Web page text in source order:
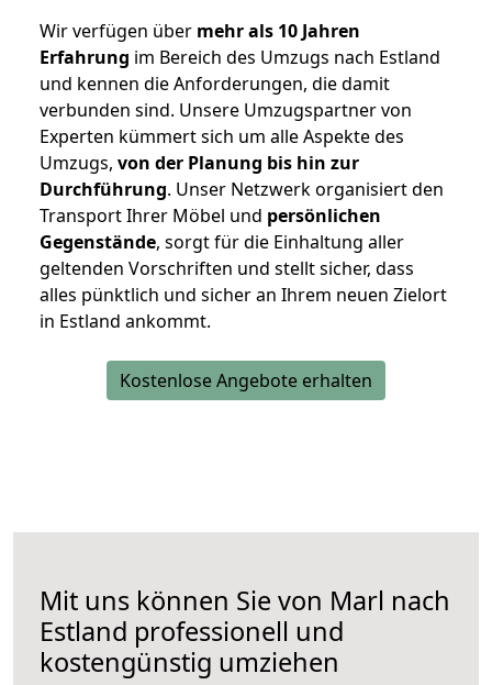
Wir verfügen über mehr als 10 Jahren
Erfahrung im Bereich des Umzugs nach Estland
und kennen die Anforderungen, die damit
verbunden sind. Unsere Umzugspartner von
Experten kümmert sich um alle Aspekte des
Umzugs, von der Planung bis hin zur
Durchführung. Unser Netzwerk organisiert den
Transport Ihrer Möbel und persönlichen
Gegenstände, sorgt für die Einhaltung aller
geltenden Vorschriften und stellt sicher, dass
alles pünktlich und sicher an Ihrem neuen Zielort
in Estland ankommt.
Kostenlose Angebote erhalten
Mit uns können Sie von Marl nach
Estland professionell und
kostengünstig umziehen